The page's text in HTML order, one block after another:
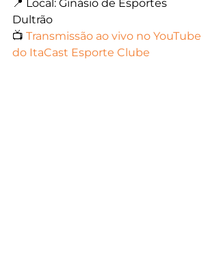
📍 Local: Ginásio de Esportes
Dultrão
📺 Transmissão ao vivo no YouTube
do ItaCast Esporte Clube